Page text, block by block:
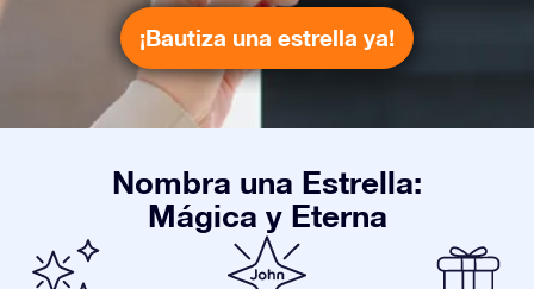
¡Bautiza una estrella ya!
Nombra una Estrella:
Mágica y Eterna